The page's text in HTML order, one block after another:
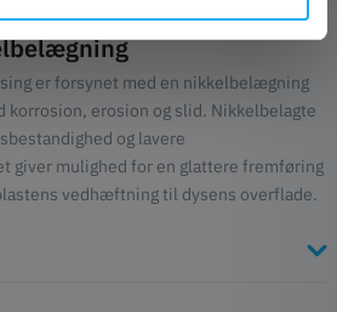
er forsynet med en nikkelbelægning
korrosion, erosion og slid. Nikkelbelagte
og lavere
giver mulighed for en glattere fremføring
vedhæftning til dysens overflade.